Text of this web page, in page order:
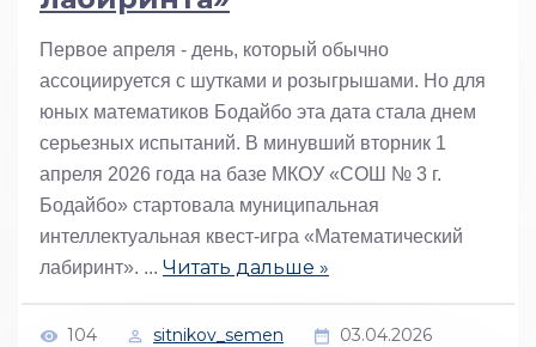
Первое апреля - день, который обычно
ассоциируется с шутками и розыгрышами. Но для
юных математиков Бодайбо эта дата стала днем
серьезных испытаний. В минувший вторник 1
апреля 2026 года на базе МКОУ «СОШ № 3 г.
Бодайбо» стартовала муниципальная
интеллектуальная квест-игра «Математический
лабиринт». ... Читать дальше »
104 sitnikov_semen 03.04.2026